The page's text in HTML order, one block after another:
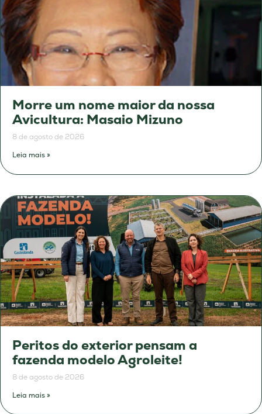
Morre um nome maior da nossa
Avicultura: Masaio Mizuno
8 de agosto de 2026
Leia mais »
Peritos do exterior pensam a
fazenda modelo Agroleite!
8 de agosto de 2026
Leia mais »